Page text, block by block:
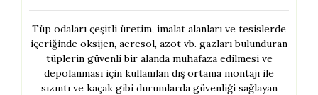
Tüp odaları çeşitli üretim, imalat alanları ve tesislerde
içeriğinde oksijen, aeresol, azot vb. gazları bulunduran
tüplerin güvenli bir alanda muhafaza edilmesi ve
depolanması için kullanılan dış ortama montajı ile
sızıntı ve kaçak gibi durumlarda güvenliği sağlayan